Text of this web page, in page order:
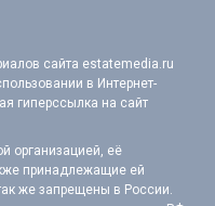
сайта estatemedia.ru
в Интернет-
гиперссылка на сайт
организацией, её
принадлежащие ей
же запрещены в России.